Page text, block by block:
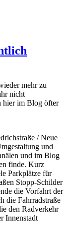
mehr zu
nicht
hier im Blog öfter
/ Neue
und
und im Blog
finde. Kurz
Parkplätze für
Stopp-Schilder
die Vorfahrt der
die Fahrradstraße
den Radverkehr
Innenstadt